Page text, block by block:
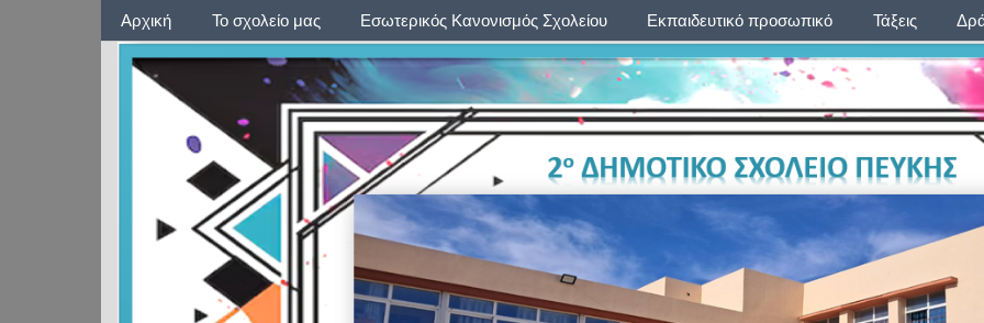
Αρχική Το σχολείο μας Εσωτερικός Κανονισμός Σχολείου Εκπαιδευτικό προσωπικό Τάξεις